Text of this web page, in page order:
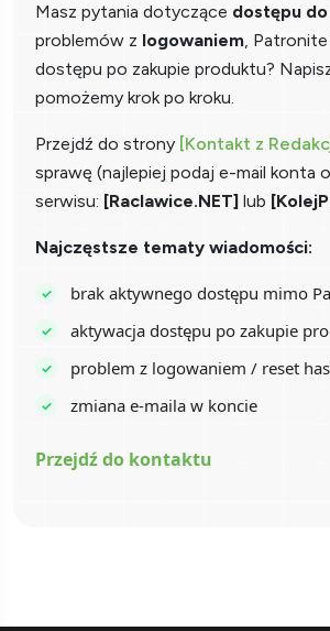
Masz pytania dotyczące dostępu
problemów z logowaniem,
dostępu po zakupie produktu?
pomożemy krok po kroku.
Przejdź do strony [Kontakt z
sprawę (najlepiej podaj e-mail konta
serwisu: [Raclawice.NET] lub
Najczęstsze tematy wiadomości:
brak aktywnego dostępu mimo
aktywacja dostępu po zakupie
problem z logowaniem / reset
zmiana e-maila w koncie
Przejdź do kontaktu